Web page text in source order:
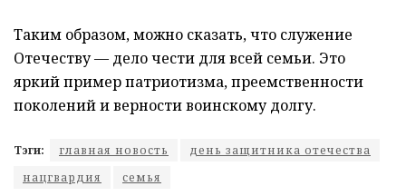
Таким образом, можно сказать, что служение
Отечеству — дело чести для всей семьи. Это
яркий пример патриотизма, преемственности
поколений и верности воинскому долгу.
Тэги: главная новость
день защитника отечества
нацгвардия
семья